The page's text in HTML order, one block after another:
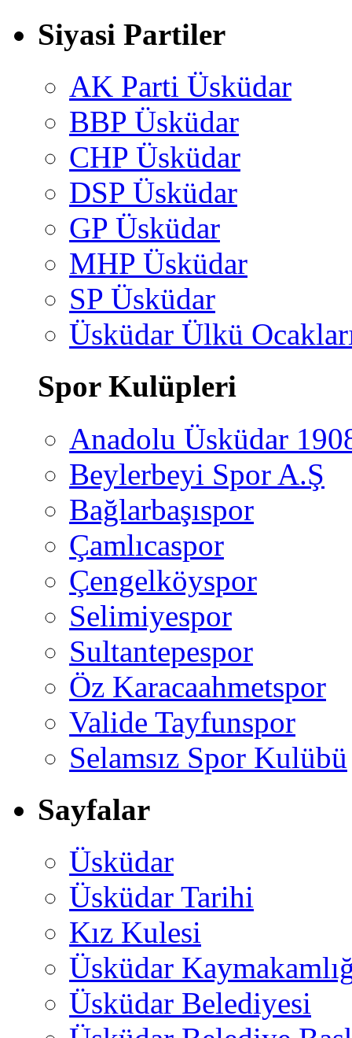
Siyasi Partiler
AK Parti Üsküdar
BBP Üsküdar
CHP Üsküdar
DSP Üsküdar
GP Üsküdar
MHP Üsküdar
SP Üsküdar
Üsküdar Ülkü
Spor Kulüpleri
Anadolu Üsküdar
Beylerbeyi Spor A.Ş
Bağlarbaşıspor
Çamlıcaspor
Çengelköyspor
Selimiyespor
Sultantepespor
Öz Karacaahmetspor
Valide Tayfunspor
Selamsız Spor Kulübü
Sayfalar
Üsküdar
Üsküdar Tarihi
Kız Kulesi
Üsküdar
Üsküdar Belediyesi